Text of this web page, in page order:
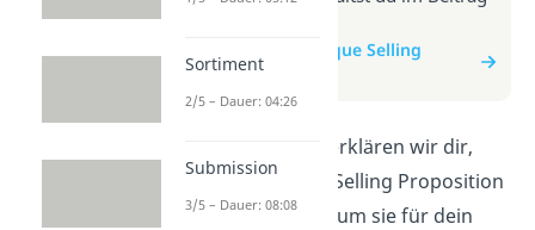
zum Beitrag: Unique Selling
Proposition (USP)
In diesem Video erklären wir dir,
was eine Unique Selling Proposition
(USP) ist und warum sie für dein
Sortiment
2/5 – Dauer: 04:26
Submission
3/5 – Dauer: 08:08